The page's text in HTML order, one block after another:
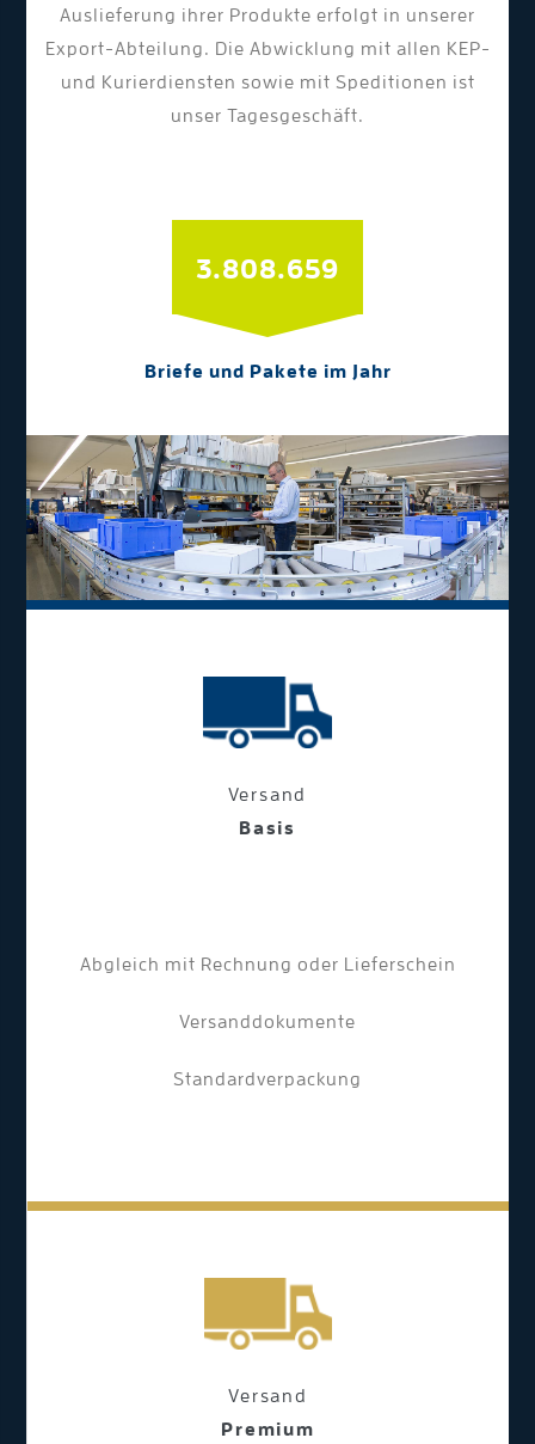
Auslieferung ihrer Produkte erfolgt in unserer
Export-Abteilung. Die Abwicklung mit allen KEP-
und Kurierdiensten sowie mit Speditionen ist
unser Tagesgeschäft.
3.918.183
Briefe und Pakete im Jahr
Versand
Basis
Abgleich mit Rechnung oder Lieferschein
Versanddokumente
Standardverpackung
Versand
Premium